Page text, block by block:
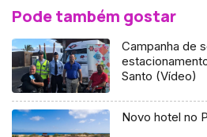
Pode também gostar
Campanha de
Santo (Vídeo)
Novo hotel no